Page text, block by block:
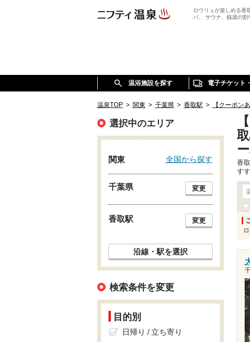
ロウリュが楽しめる香
パ、 サウナ、銭湯の
温浴施設を探す 電子チケット
温泉TOP > 関東 > 千葉県 > 香取駅 > 【クーポン
香
す
選択中のエリア
関東 全国から探す
千葉県 変更
香取駅 変更
沿線・駅を選択
検索条件を変更
目的別
日帰り / 立ち寄り